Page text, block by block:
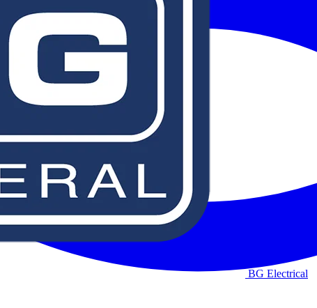
BG Electrical